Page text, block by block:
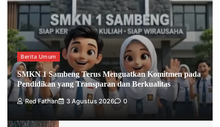
Berita Umum
SMKN 1 Sambeng Terus Menguatkan Komitmen pada
Pendidikan yang Transparan dan Berkualitas
Red Fathan 3 Agustus 2026 0